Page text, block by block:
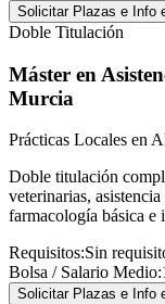
Solicitar Plazas e Info
Doble Titulación
Máster en
Murcia
Prácticas Locales en
Doble titulación
veterinarias,
farmacología básica e
Requisitos:Sin
Bolsa / Salario Medio:
Solicitar Plazas e Info